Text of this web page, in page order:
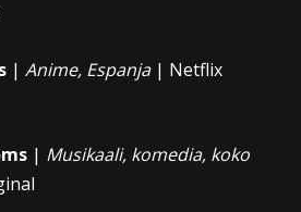
| Anime, Espanja| Netflix
| Musikaali, komedia, koko